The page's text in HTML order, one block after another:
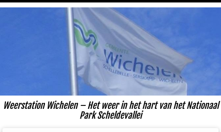
Ga
Weerstation Wichelen – Het weer in het hart van het Nationaal
Park Scheldevallei